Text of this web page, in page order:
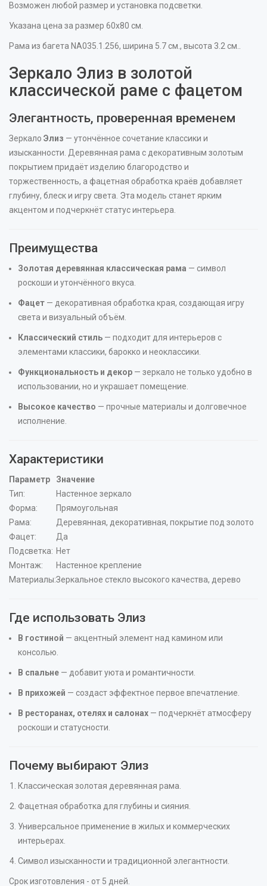
Возможен любой размер и установка подсветки.
Указана цена за размер 60х80 см.
Рама из багета NA035.1.256, ширина 5.7 см., высота 3.2 см..
Зеркало Элиз в золотой
классической раме с фацетом
Элегантность, проверенная временем
Зеркало Элиз — утончённое сочетание классики и
изысканности. Деревянная рама с декоративным золотым
покрытием придаёт изделию благородство и
торжественность, а фацетная обработка краёв добавляет
глубину, блеск и игру света. Эта модель станет ярким
акцентом и подчеркнёт статус интерьера.
Преимущества
Золотая деревянная классическая рама — символ
роскоши и утончённого вкуса.
Фацет — декоративная обработка края, создающая игру
света и визуальный объём.
Классический стиль — подходит для интерьеров с
элементами классики, барокко и неоклассики.
Функциональность и декор — зеркало не только удобно в
использовании, но и украшает помещение.
Высокое качество — прочные материалы и долговечное
исполнение.
Характеристики
Параметр
Значение
Тип:
Настенное зеркало
Форма:
Прямоугольная
Рама:
Деревянная, декоративная, покрытие под золото
Фацет:
Да
Подсветка: Нет
Монтаж:
Настенное крепление
Материалы:Зеркальное стекло высокого качества, дерево
Где использовать Элиз
В гостиной — акцентный элемент над камином или
консолью.
В спальне — добавит уюта и романтичности.
В прихожей — создаст эффектное первое впечатление.
В ресторанах, отелях и салонах — подчеркнёт атмосферу
роскоши и статусности.
Почему выбирают Элиз
Классическая золотая деревянная рама.
Фацетная обработка для глубины и сияния.
Универсальное применение в жилых и коммерческих
интерьерах.
Символ изысканности и традиционной элегантности.
Срок изготовления - от 5 дней.